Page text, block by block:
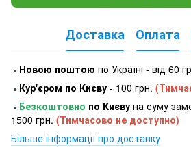
Доставка Оплата
● Новою поштою по Україні - від 60
● Кур'єром по Києву - 100 грн.
● Безкоштовно по Києву на суму
1500 грн. (Тимчасово не доступно)
Більше інформації про доставку